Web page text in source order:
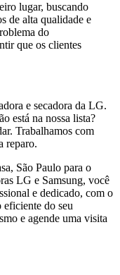
lugar, buscando
de alta qualidade e
do
que os clientes
e secadora da LG.
está na nossa lista?
Trabalhamos com
reparo.
São Paulo para o
LG e Samsung, você
e dedicado, com o
eficiente do seu
e agende uma visita